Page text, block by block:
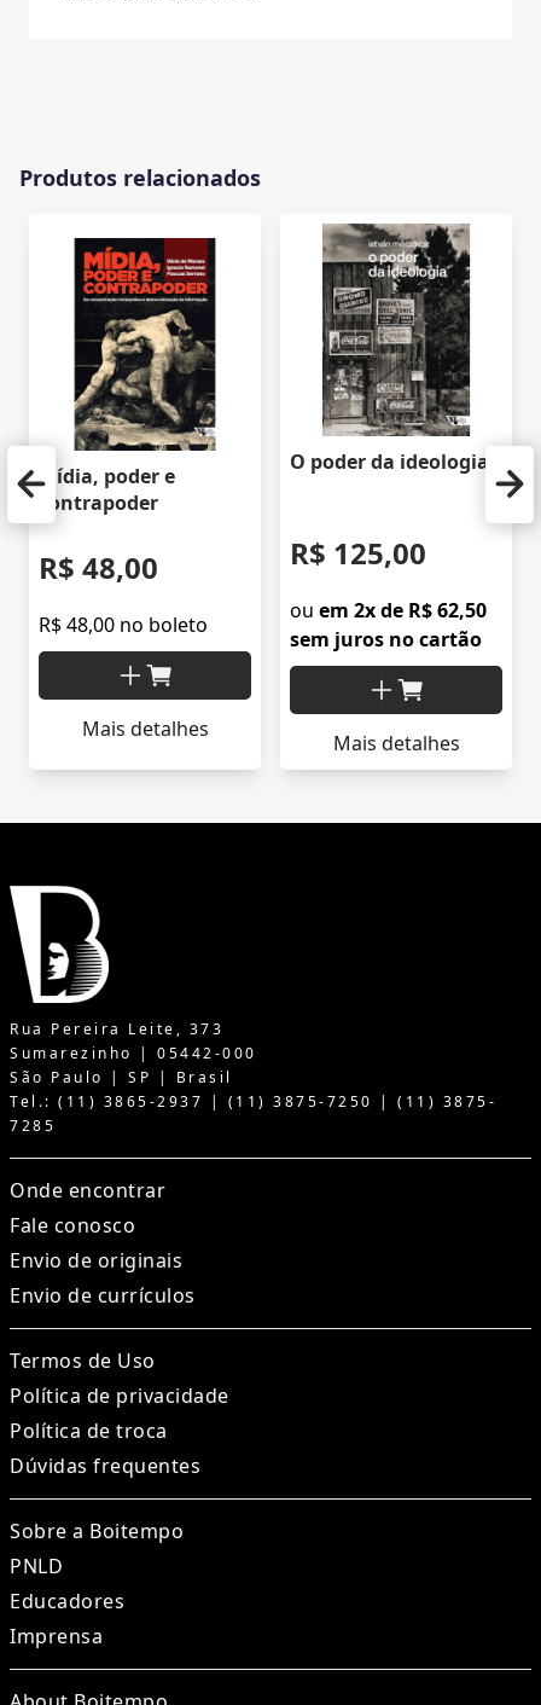
Produtos relacionados
Mídia, poder e
contrapoder
R$ 48,00
R$ 48,00 no boleto
Mais detalhes
O poder da ideologia
R$ 125,00
ou em 2x de R$ 62,50
sem juros no cartão
Mais detalhes
Rua Pereira Leite, 373
Sumarezinho | 05442-000
São Paulo | SP | Brasil
Tel.: (11) 3865-2937 | (11) 3875-7250 | (11) 3875-
7285
Onde encontrar
Fale conosco
Envio de originais
Envio de currículos
Termos de Uso
Política de privacidade
Política de troca
Dúvidas frequentes
Sobre a Boitempo
PNLD
Educadores
Imprensa